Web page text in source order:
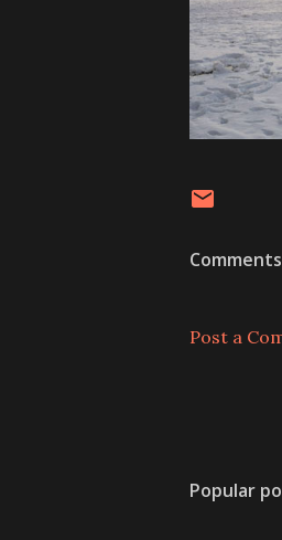
Comments
Post a
Popular